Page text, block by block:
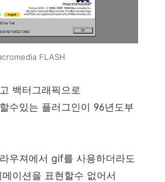
FLASH
백터그래픽으로
수있는 플러그인이 96년도부
우져에서 gif를 사용하더라도
이션을 표현할수 없어서